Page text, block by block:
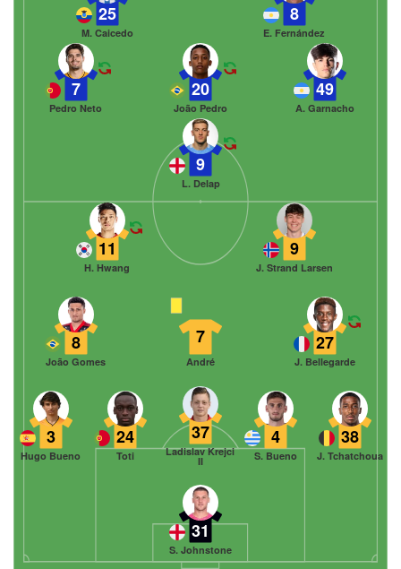
8
E. Fernández
25
M. Caicedo
49
A. Garnacho
20
João Pedro
7
Pedro Neto
9
L. Delap
31
S. Johnstone
3
Hugo Bueno
24
Toti
37
Ladislav Krejci
II
4
S. Bueno
38
J. Tchatchoua
8
João Gomes
7
André
27
J. Bellegarde
11
H. Hwang
9
J. Strand Larsen